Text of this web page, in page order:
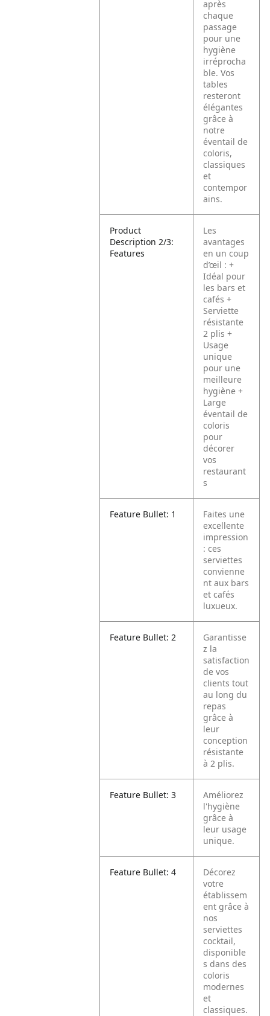
après
chaque
passage
pour une
hygiène
irréprocha
ble. Vos
tables
resteront
élégantes
grâce à
notre
éventail de
coloris,
classiques
et
contempor
ains.
Product
Description 2/3:
Features
Les
avantages
en un coup
d’œil : +
Idéal pour
les bars et
cafés +
Serviette
résistante
2 plis +
Usage
unique
pour une
meilleure
hygiène +
Large
éventail de
coloris
pour
décorer
vos
restaurant
s
Feature Bullet: 1
Faites une
excellente
impression
: ces
serviettes
convienne
nt aux bars
et cafés
luxueux.
Feature Bullet: 2
Garantisse
z la
satisfaction
de vos
clients tout
au long du
repas
grâce à
leur
conception
résistante
à 2 plis.
Feature Bullet: 3
Améliorez
l'hygiène
grâce à
leur usage
unique.
Feature Bullet: 4
Décorez
votre
établissem
ent grâce à
nos
serviettes
cocktail,
disponible
s dans des
coloris
modernes
et
classiques.